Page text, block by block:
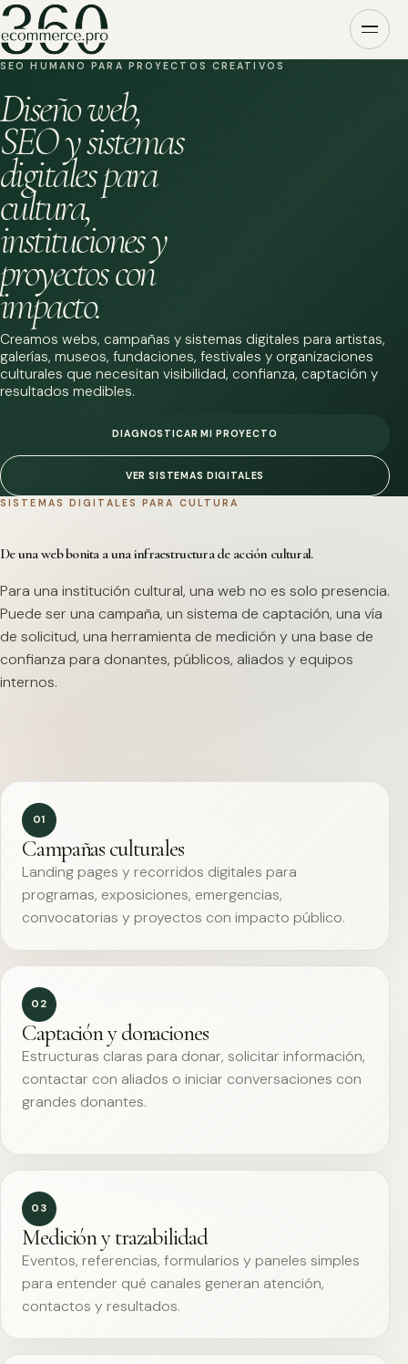
SEO HUMANO PARA PROYECTOS CREATIVOS
Diseño web,
SEO y sistemas
digitales para
cultura,
instituciones y
proyectos con
impacto.
Creamos webs, campañas y sistemas digitales para artistas,
galerías, museos, fundaciones, festivales y organizaciones
culturales que necesitan visibilidad, confianza, captación y
resultados medibles.
DIAGNOSTICAR MI PROYECTO
VER SISTEMAS DIGITALES
SISTEMAS DIGITALES PARA CULTURA
De una web bonita a una infraestructura de acción cultural.
Para una institución cultural, una web no es solo presencia.
Puede ser una campaña, un sistema de captación, una vía
de solicitud, una herramienta de medición y una base de
confianza para donantes, públicos, aliados y equipos
internos.
01
Campañas culturales
Landing pages y recorridos digitales para
programas, exposiciones, emergencias,
convocatorias y proyectos con impacto público.
02
Captación y donaciones
Estructuras claras para donar, solicitar información,
contactar con aliados o iniciar conversaciones con
grandes donantes.
03
Medición y trazabilidad
Eventos, referencias, formularios y paneles simples
para entender qué canales generan atención,
contactos y resultados.